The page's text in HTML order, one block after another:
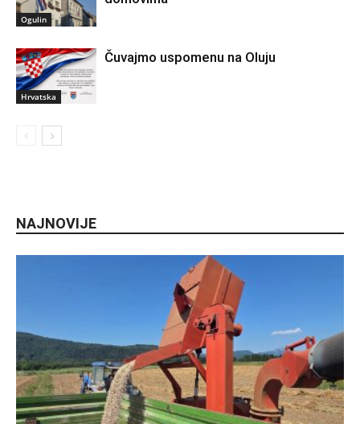
Ogulin
Hrvatska
Čuvajmo uspomenu na Oluju
NAJNOVIJE